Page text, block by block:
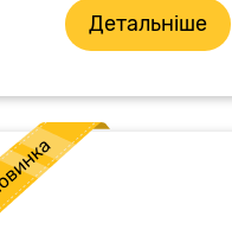
Детальніше